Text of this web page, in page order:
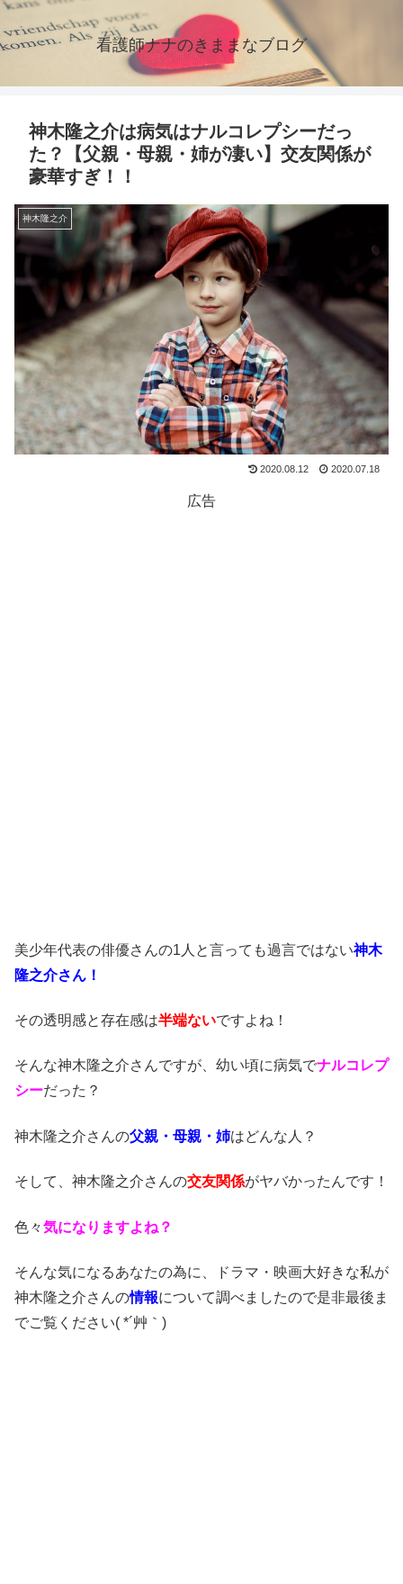
看護師ナナのきままなブログ
神木隆之介は病気はナルコレプシーだっ
た？【父親・母親・姉が凄い】交友関係が
豪華すぎ！！
神木隆之介
2020.08.12 2020.07.18
広告
美少年代表の俳優さんの1人と言っても過言ではない神木
隆之介さん！
その透明感と存在感は半端ないですよね！
そんな神木隆之介さんですが、幼い頃に病気でナルコレプ
シーだった？
神木隆之介さんの父親・母親・姉はどんな人？
そして、神木隆之介さんの交友関係がヤバかったんです！
色々気になりますよね？
そんな気になるあなたの為に、ドラマ・映画大好きな私が
神木隆之介さんの情報について調べましたので是非最後ま
でご覧ください( *´艸｀)